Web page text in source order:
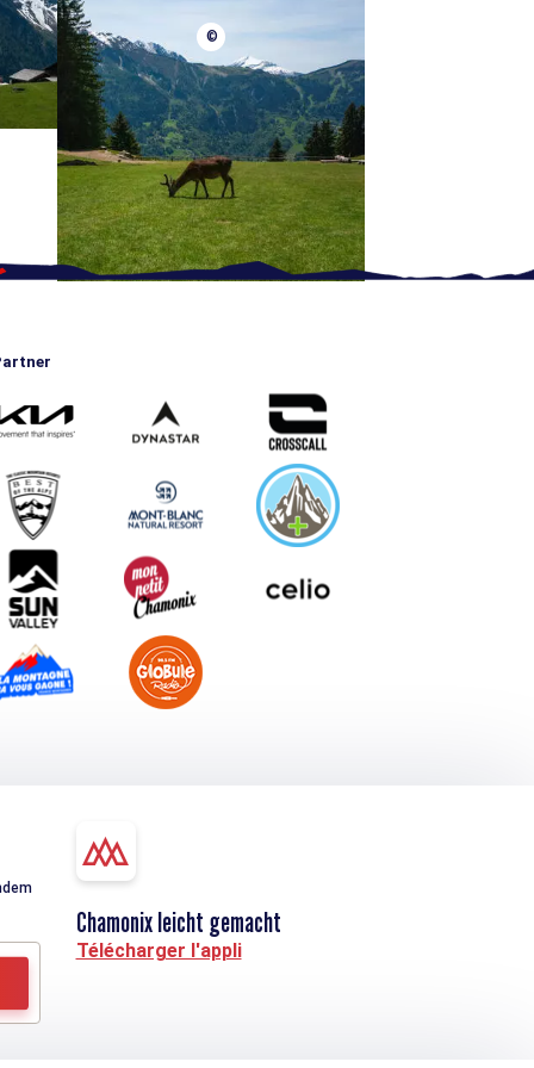
©
Chamonix leicht gemacht
Télécharger l'appli